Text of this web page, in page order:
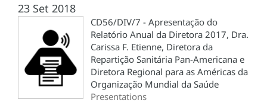
23 Set 2018
CD56/DIV/7 - Apresentação do
Relatório Anual da Diretora 2017, Dra.
Carissa F. Etienne, Diretora da
Repartição Sanitária Pan-Americana e
Diretora Regional para as Américas da
Organização Mundial da Saúde
Presentations